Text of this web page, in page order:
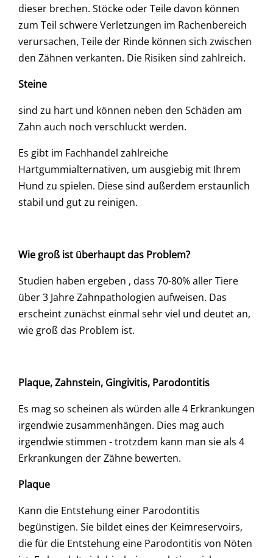
dieser brechen. Stöcke oder Teile davon können
zum Teil schwere Verletzungen im Rachenbereich
verursachen, Teile der Rinde können sich zwischen
den Zähnen verkanten. Die Risiken sind zahlreich.
Steine
sind zu hart und können neben den Schäden am
Zahn auch noch verschluckt werden.
Es gibt im Fachhandel zahlreiche
Hartgummialternativen, um ausgiebig mit Ihrem
Hund zu spielen. Diese sind außerdem erstaunlich
stabil und gut zu reinigen.
Wie groß ist überhaupt das Problem?
Studien haben ergeben , dass 70-80% aller Tiere
über 3 Jahre Zahnpathologien aufweisen. Das
erscheint zunächst einmal sehr viel und deutet an,
wie groß das Problem ist.
Plaque, Zahnstein, Gingivitis, Parodontitis
Es mag so scheinen als würden alle 4 Erkrankungen
irgendwie zusammenhängen. Dies mag auch
irgendwie stimmen - trotzdem kann man sie als 4
Erkrankungen der Zähne bewerten.
Plaque
Kann die Entstehung einer Parodontitis
begünstigen. Sie bildet eines der Keimreservoirs,
die für die Entstehung eine Parodontitis von Nöten